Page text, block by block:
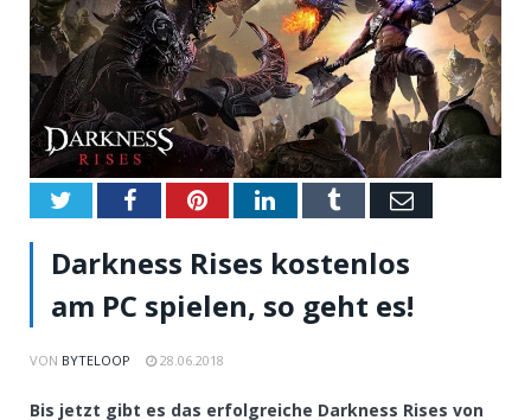
TwitterFacebookPinterestLinkedInTumblrEmail
Darkness Rises kostenlos
am PC spielen, so geht es!
VON BYTELOOP 28.06.2018
Bis jetzt gibt es das erfolgreiche Darkness Rises von